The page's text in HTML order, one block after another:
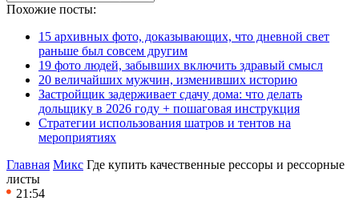
Похожие посты:
15 архивных фото, доказывающих, что дневной свет
раньше был совсем другим
19 фото людей, забывших включить здравый смысл
20 величайших мужчин, изменивших историю
Застройщик задерживает сдачу дома: что делать
дольщику в 2026 году + пошаговая инструкция
Стратегии использования шатров и тентов на
мероприятиях
Главная Микс Где купить качественные рессоры и рессорные
листы
21:54